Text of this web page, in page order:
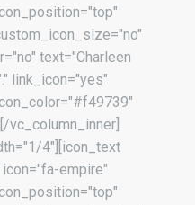
text="Charleen
link_icon="yes"
4"][icon_text
empire"